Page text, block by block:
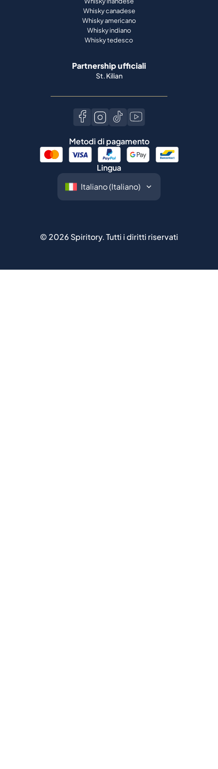
Whisky canadese
Whisky americano
Whisky indiano
Whisky tedesco
Partnership ufficiali
St. Kilian
Metodi di pagamento
Lingua
© 2026 Spiritory.Tutti i diritti riservati